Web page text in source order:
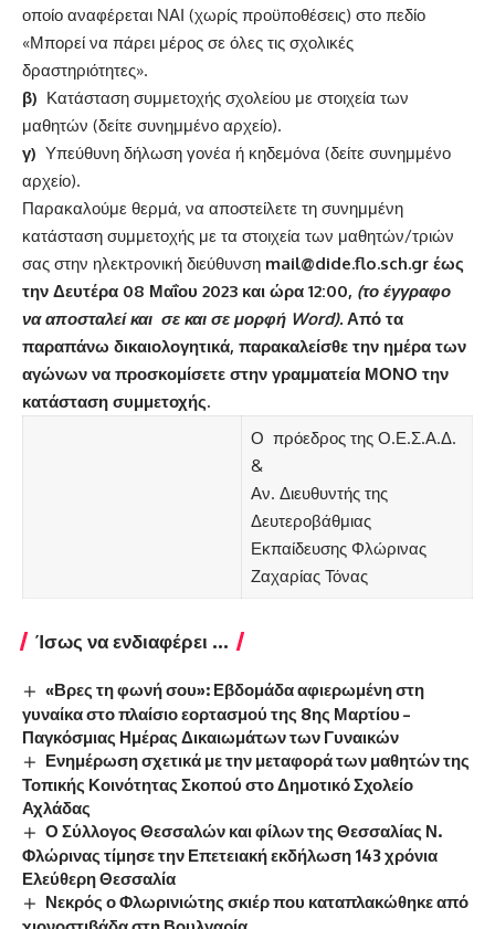
οποίο αναφέρεται ΝΑΙ (χωρίς προϋποθέσεις) στο πεδίο
«Μπορεί να πάρει μέρος σε όλες τις σχολικές
δραστηριότητες».
β) Κατάσταση συμμετοχής σχολείου με στοιχεία των
μαθητών (δείτε συνημμένο αρχείο).
γ) Υπεύθυνη δήλωση γονέα ή κηδεμόνα (δείτε συνημμένο
αρχείο).
Παρακαλούμε θερμά, να αποστείλετε τη συνημμένη
κατάσταση συμμετοχής με τα στοιχεία των μαθητών/τριών
σας στην ηλεκτρονική διεύθυνση mail@dide.flo.sch.gr έως
την Δευτέρα 08 Μαΐου 2023 και ώρα 12:00, (το έγγραφο
να αποσταλεί και σε και σε μορφή Word). Από τα
παραπάνω δικαιολογητικά, παρακαλείσθε την ημέρα των
αγώνων να προσκομίσετε στην γραμματεία ΜΟΝΟ την
κατάσταση συμμετοχής.
Ο πρόεδρος της Ο.Ε.Σ.Α.Δ.
&
Αν. Διευθυντής της
Δευτεροβάθμιας
Εκπαίδευσης Φλώρινας
Ζαχαρίας Τόνας
Ίσως να ενδιαφέρει ...
«Βρες τη φωνή σου»: Εβδομάδα αφιερωμένη στη
γυναίκα στο πλαίσιο εορτασμού της 8ης Μαρτίου –
Παγκόσμιας Ημέρας Δικαιωμάτων των Γυναικών
Ενημέρωση σχετικά με την μεταφορά των μαθητών της
Τοπικής Κοινότητας Σκοπού στο Δημοτικό Σχολείο
Αχλάδας
Ο Σύλλογος Θεσσαλών και φίλων της Θεσσαλίας Ν.
Φλώρινας τίμησε την Επετειακή εκδήλωση 143 χρόνια
Ελεύθερη Θεσσαλία
Νεκρός ο Φλωρινιώτης σκιέρ που καταπλακώθηκε από